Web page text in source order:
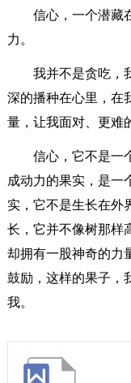
信心，一个潜藏
力。
我并不是贪吃，
深的播种在心里，在
量，让我面对、更难
信心，它不是一
成动力的果实，是一
实，它不是生长在外
长，它并不像树那样
却拥有一股神奇的力
鼓励，这样的果子，
我。